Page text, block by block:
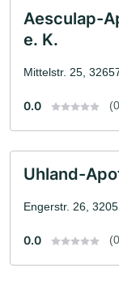
Aesculap-
e. K.
Mittelstr. 25,
0.0
Uhland-
Engerstr. 26,
0.0